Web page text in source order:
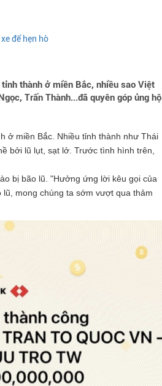
để hẹn hò
thành ở miền Bắc, nhiều sao Việt
Trấn Thành...đã quyên góp ủng hộ
ở miền Bắc. Nhiều tỉnh thành như Thái
bởi lũ lụt, sạt lở. Trước tình hình trên,
bị bão lũ. "Hưởng ứng lời kêu gọi của
mong chúng ta sớm vượt qua thảm